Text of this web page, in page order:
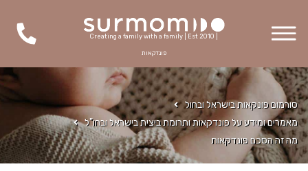
Creating a family with a family | Est 2010 |
פונדקאות
סורמום פונקאות בישראל ובחול
מאמרים ומידע על פונדקאות ותרומת ביצית בישראל ובחו"ל
מה זה הסכם פונדקאות